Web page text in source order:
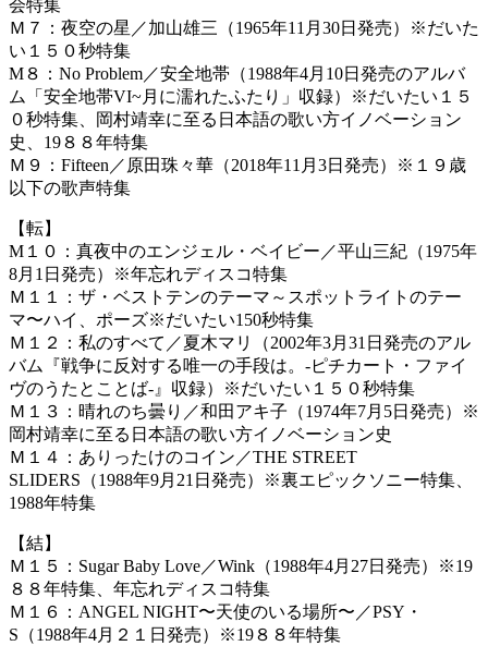
会特集
Ｍ７：夜空の星／加山雄三（1965年11月30日発売）※だいた
い１５０秒特集
M８：No Problem／安全地帯（1988年4月10日発売のアルバ
ム「安全地帯VI~月に濡れたふたり」収録）※だいたい１５
０秒特集、岡村靖幸に至る日本語の歌い方イノベーション
史、19８８年特集
Ｍ９：Fifteen／原田珠々華（2018年11月3日発売）※１９歳
以下の歌声特集
【転】
M１０：真夜中のエンジェル・ベイビー／平山三紀（1975年
8月1日発売）※年忘れディスコ特集
Ｍ１１：ザ・ベストテンのテーマ～スポットライトのテー
マ〜ハイ、ポーズ※だいたい150秒特集
Ｍ１２：私のすべて／夏木マリ（2002年3月31日発売のアル
バム『戦争に反対する唯一の手段は。-ピチカート・ファイ
ヴのうたとことば-』収録）※だいたい１５０秒特集
Ｍ１３：晴れのち曇り／和田アキ子（1974年7月5日発売）※
岡村靖幸に至る日本語の歌い方イノベーション史
Ｍ１４：ありったけのコイン／THE STREET
SLIDERS（1988年9月21日発売）※裏エピックソニー特集、
1988年特集
【結】
Ｍ１５：Sugar Baby Love／Wink（1988年4月27日発売）※19
８８年特集、年忘れディスコ特集
Ｍ１６：ANGEL NIGHT〜天使のいる場所〜／PSY・
S（1988年4月２１日発売）※19８８年特集